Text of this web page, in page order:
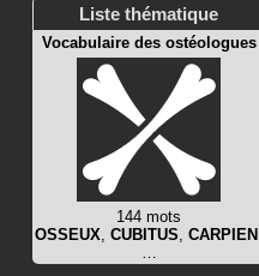
Liste thématique
Vocabulaire des ostéologues
144 mots
OSSEUX CUBITUS CARPIEN